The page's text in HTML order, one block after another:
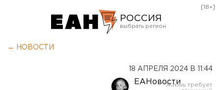
РОССИЯ
[18+]
← НОВОСТИ
18 АПРЕЛЯ 2024 В 11:44
ЕАНовости